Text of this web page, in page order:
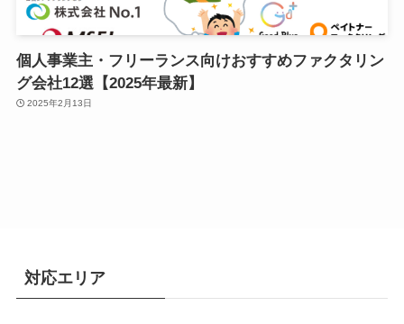
個人事業主・フリーランス向けおすすめファクタリン
グ会社12選【2025年最新】
2025年2月13日
対応エリア